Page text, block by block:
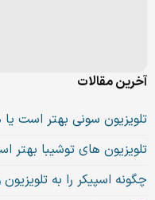
آخرین مقالات
تلویزیون سونی بهتر است
تلویزیون های توشیبا بهتر
چگونه اسپیکر را به